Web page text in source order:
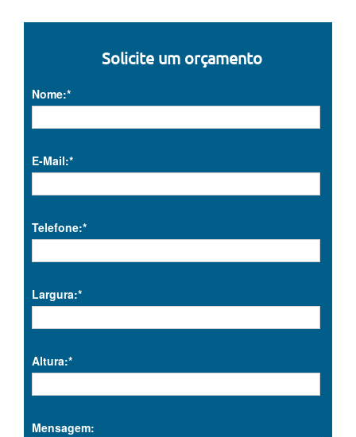
Solicite um orçamento
Nome:*
E-Mail:*
Telefone:*
Largura:*
Altura:*
Mensagem: